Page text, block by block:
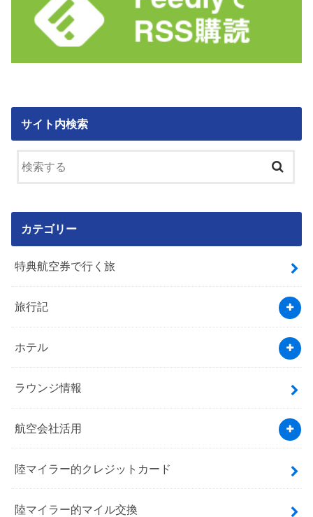
サイト内検索
カテゴリー
特典航空券で行く旅
旅行記
ホテル
ラウンジ情報
航空会社活用
陸マイラー的クレジットカード
陸マイラー的マイル交換